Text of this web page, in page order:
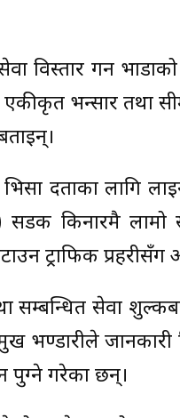
विस्तार गर्न
एकीकृत भन्सार तथा
दर्ताका लागि
सडक किनारमै लामो
ट्राफिक
सम्बन्धित सेवा
जानकारी
पुग्ने गरेका छन्।